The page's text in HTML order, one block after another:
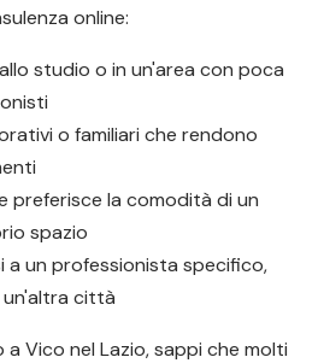
online:
studio o in un'area con poca
o familiari che rendono
preferisce la comodità di un
spazio
a un professionista specifico,
un'altra città
Vico nel Lazio, sappi che molti